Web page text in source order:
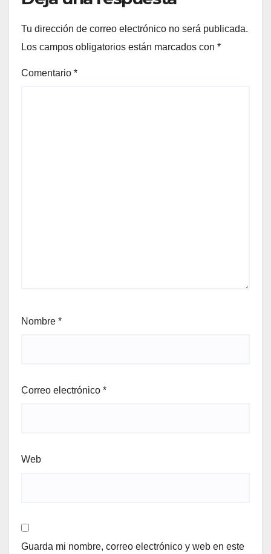
Tu dirección de correo electrónico no será publicada.
Los campos obligatorios están marcados con *
Comentario *
Nombre *
Correo electrónico *
Web
Guarda mi nombre, correo electrónico y web en este